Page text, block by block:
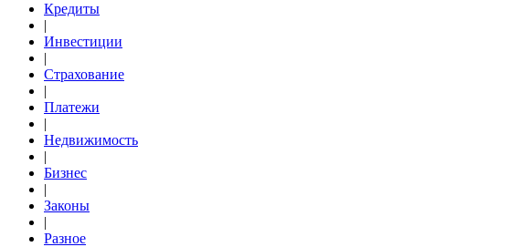
Кредиты
|
Инвестиции
|
Страхование
|
Платежи
|
Недвижимость
|
Бизнес
|
Законы
|
Разное